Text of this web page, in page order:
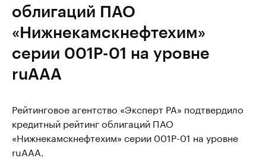
облигаций ПАО
«Нижнекамскнефтехим»
серии 001Р-01 на уровне
ruАAA
Рейтинговое агентство «Эксперт РА» подтвердило
кредитный рейтинг облигаций ПАО
«Нижнекамскнефтехим» серии 001P-01 на уровне
ruАAА.